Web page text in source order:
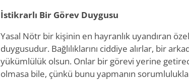
İstikrarlı Bir Görev Duygusu
Yasal Nötr bir kişinin en hayranlık uyandıran
duygusudur. Bağlılıklarını ciddiye alırlar, bir
yükümlülük olsun. Onlar bir görevi yerine
olmasa bile, çünkü bunu yapmanın